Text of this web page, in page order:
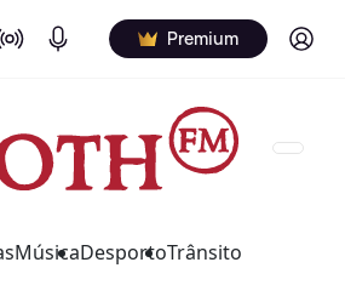
Air Podcasts Premium Log in
MúsicaDesportoTrânsito